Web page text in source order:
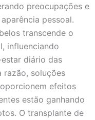
preocupações e
pessoal.
transcende o
influenciando
diário das
razão, soluções
efeitos
estão ganhando
O transplante de